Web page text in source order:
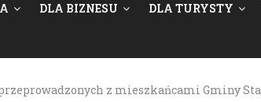
DLA BIZNESU DLA TURYSTY
z mieszkańcami Gminy